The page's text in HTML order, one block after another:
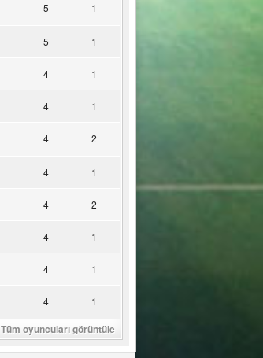
5 1
5 1
4 1
4 1
4 2
4 1
4 2
4 1
4 1
4 1
Tüm oyuncuları görüntüle